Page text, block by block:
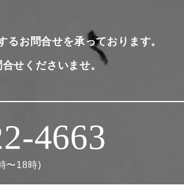
お問合せを承っております。
せくださいませ。
4663
〜18時)